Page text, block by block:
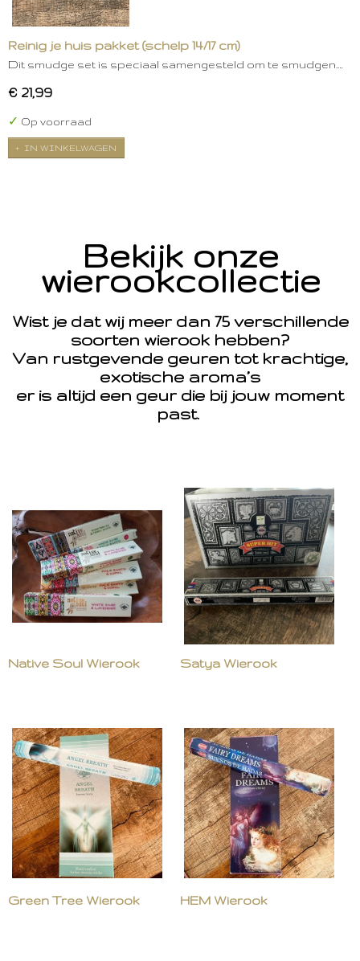
Reinig je huis pakket (schelp 14/17 cm)
Dit smudge set is speciaal samengesteld om te smudgen.…
€ 21,99
✓ Op voorraad
IN WINKELWAGEN
Bekijk onze
wierookcollectie
Wist je dat wij meer dan 75 verschillende
soorten wierook hebben?
Van rustgevende geuren tot krachtige,
exotische aroma’s
er is altijd een geur die bij jouw moment
past.
Native Soul Wierook Satya Wierook
Green Tree Wierook HEM Wierook